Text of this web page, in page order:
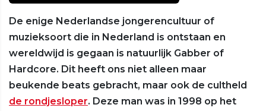
De enige Nederlandse jongerencultuur of
muzieksoort die in Nederland is ontstaan en
wereldwijd is gegaan is natuurlijk Gabber of
Hardcore. Dit heeft ons niet alleen maar
beukende beats gebracht, maar ook de cultheld
de rondjesloper. Deze man was in 1998 op het